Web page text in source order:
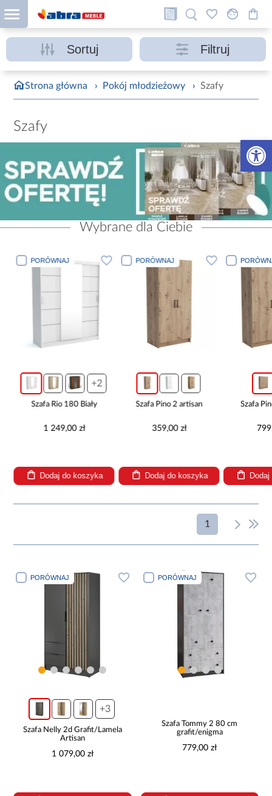
Otwórz
Sortuj Filtruj
Strona główna › Pokój młodzieżowy › Szafy
Szafy
Wybrane dla Ciebie
PORÓWNAJ
+2
Szafa Rio 180 Biały
1 249,00 zł
Dodaj do koszyka
PORÓWNAJ
Szafa Pino 2 artisan
359,00 zł
Dodaj do koszyka
Szafa
1
PORÓWNAJ
+3
Szafa Nelly 2d Grafit/Lamela
Artisan
1 079,00 zł
PORÓWNAJ
Szafa Tommy 2 80 cm
grafit/enigma
779,00 zł